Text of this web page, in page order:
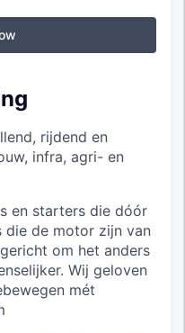
rijdend en
infra, agri- en
en starters die dóór
die de motor zijn van
om het anders
Wij geloven
mét